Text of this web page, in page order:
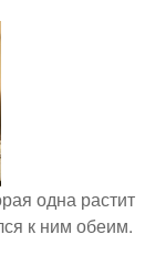
одна растит
к ним обеим.